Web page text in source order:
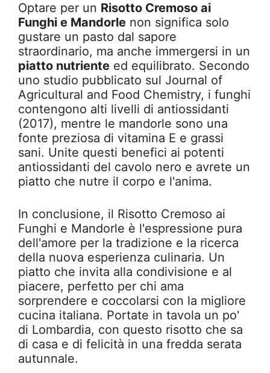
Optare per un Risotto Cremoso ai
Funghi e Mandorle non significa solo
gustare un pasto dal sapore
straordinario, ma anche immergersi in un
piatto nutriente ed equilibrato. Secondo
uno studio pubblicato sul Journal of
Agricultural and Food Chemistry, i funghi
contengono alti livelli di antiossidanti
(2017), mentre le mandorle sono una
fonte preziosa di vitamina E e grassi
sani. Unite questi benefici ai potenti
antiossidanti del cavolo nero e avrete un
piatto che nutre il corpo e l'anima.
In conclusione, il Risotto Cremoso ai
Funghi e Mandorle è l'espressione pura
dell'amore per la tradizione e la ricerca
della nuova esperienza culinaria. Un
piatto che invita alla condivisione e al
piacere, perfetto per chi ama
sorprendere e coccolarsi con la migliore
cucina italiana. Portate in tavola un po'
di Lombardia, con questo risotto che sa
di casa e di felicità in una fredda serata
autunnale.